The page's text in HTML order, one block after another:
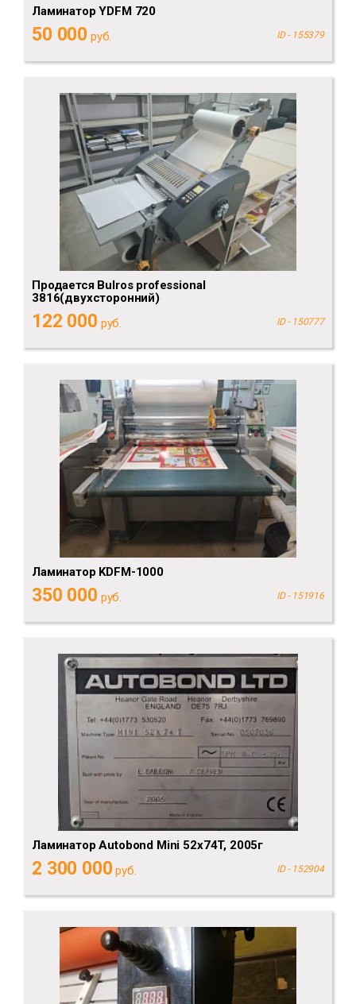
Ламинатор YDFM 720
50 000 руб. ID - 155379
Продается Bulros professional
3816(двухсторонний)
122 000 руб. ID - 150777
Ламинатор KDFM-1000
350 000 руб. ID - 151916
Ламинатор Autobond Mini 52х74T, 2005г
2 300 000 руб. ID - 152904